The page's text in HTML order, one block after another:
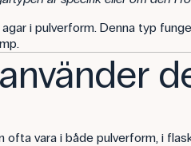
i pulverform. Denna typ
ofta vara i både pulverform, i